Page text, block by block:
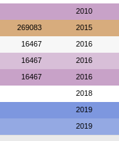
2010
269083 2015
16467 2016
16467 2016
16467 2016
2018
2019
2019